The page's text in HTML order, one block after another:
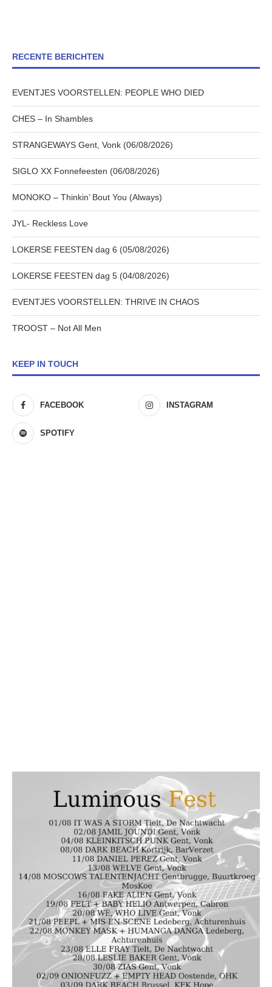
RECENTE BERICHTEN
EVENTJES VOORSTELLEN: PEOPLE WHO DIED
CHES – In Shambles
STRANGEWAYS Gent, Vonk (06/08/2026)
SIGLO XX Fonnefeesten (06/08/2026)
MONOKO – Thinkin’ Bout You (Always)
JYL- Reckless Love
LOKERSE FEESTEN dag 6 (05/08/2026)
LOKERSE FEESTEN dag 5 (04/08/2026)
EVENTJES VOORSTELLEN: THRIVE IN CHAOS
TROOST – Not All Men
KEEP IN TOUCH
FACEBOOK INSTAGRAM
SPOTIFY